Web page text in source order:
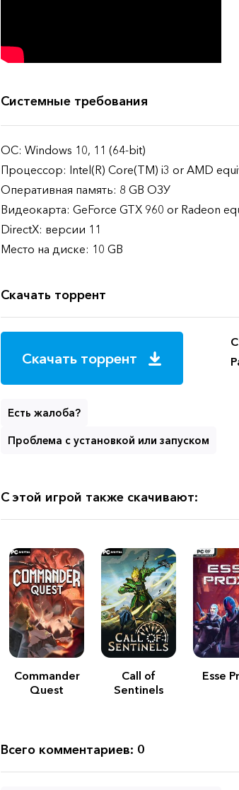
Системные требования
ОС: Windows 10, 11 (64-bit)
Процессор: Intel(R) Core(TM) i3 or AMD
Оперативная память: 8 GB ОЗУ
Видеокарта: GeForce GTX 960 or Radeon
DirectX: версии 11
Место на диске: 10 GB
Скачать торрент
Скачать торрент
Есть жалоба?
Проблема с установкой или запуском
С этой игрой также скачивают:
Commander
Quest
Call of
Sentinels
Esse
Всего комментариев: 0